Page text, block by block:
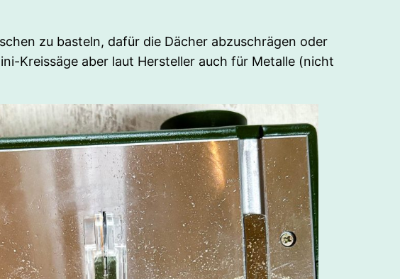
zu basteln, dafür die Dächer abzuschrägen oder
Kreissäge aber laut Hersteller auch für Metalle (nicht